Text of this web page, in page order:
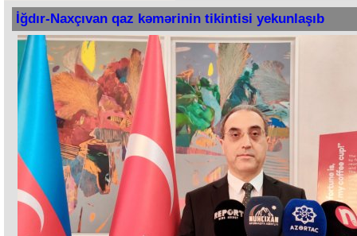
İğdır-Naxçıvan qaz kəmərinin tikintisi yekunlaşıb